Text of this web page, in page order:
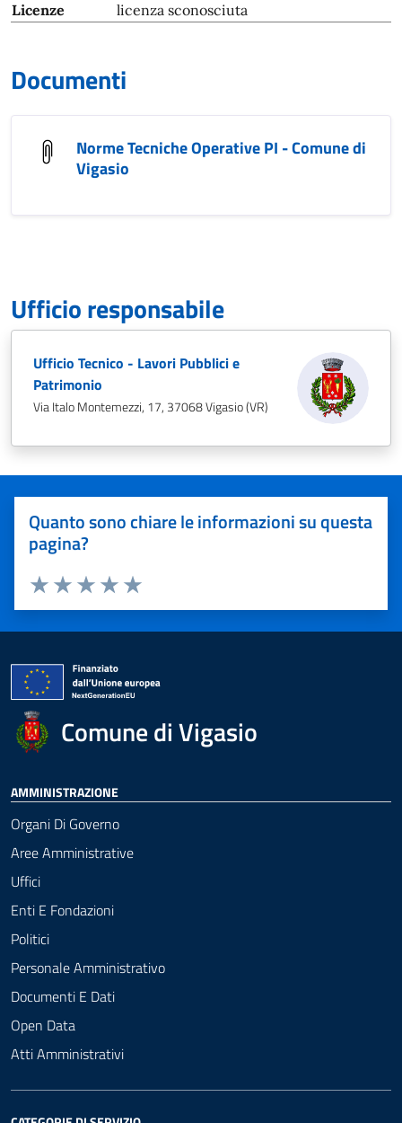
Licenze licenza sconosciuta
Documenti
Norme Tecniche Operative PI - Comune di
Vigasio
Ufficio responsabile
Ufficio Tecnico - Lavori Pubblici e
Patrimonio
Via Italo Montemezzi, 17, 37068 Vigasio (VR)
Quanto sono chiare le informazioni su questa
pagina?
Valuta 5 stelle su 5
Valuta 4 stelle su 5
Valuta 3 stelle su 5
Valuta 2 stelle su 5
Valuta 1 stelle su 5
Comune di Vigasio
AMMINISTRAZIONE
Organi Di Governo
Aree Amministrative
Uffici
Enti E Fondazioni
Politici
Personale Amministrativo
Documenti E Dati
Open Data
Atti Amministrativi